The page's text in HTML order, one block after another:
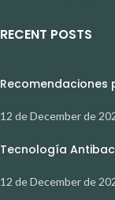
RECENT POSTS
12 de December de
Tecnología
12 de December de